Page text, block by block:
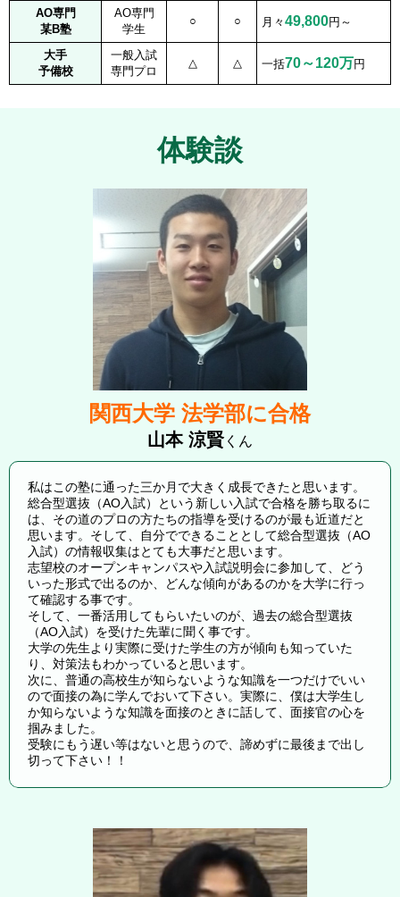
AO専門
某B塾
AO専門
学生
○ ○ 月々 49,800円～
大手
予備校
一般入試
専門プロ
△ △ 一括70～120万円
体験談
関西大学 法学部に合格
山本 涼賢 くん
私はこの塾に通った三か月で大きく成長できたと思います。
総合型選抜（AO入試）という新しい入試で合格を勝ち取るに
は、その道のプロの方たちの指導を受けるのが最も近道だと
思います。そして、自分でできることとして総合型選抜（AO
入試）の情報収集はとても大事だと思います。
志望校のオープンキャンパスや入試説明会に参加して、どう
いった形式で出るのか、どんな傾向があるのかを大学に行っ
て確認する事です。
そして、一番活用してもらいたいのが、過去の総合型選抜
（AO入試）を受けた先輩に聞く事です。
大学の先生より実際に受けた学生の方が傾向も知っていた
り、対策法もわかっていると思います。
次に、普通の高校生が知らないような知識を一つだけでいい
ので面接の為に学んでおいて下さい。実際に、僕は大学生し
か知らないような知識を面接のときに話して、面接官の心を
掴みました。
受験にもう遅い等はないと思うので、諦めずに最後まで出し
切って下さい！！